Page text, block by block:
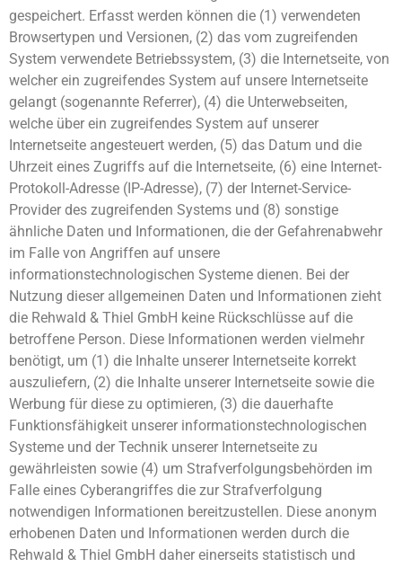
gespeichert. Erfasst werden können die (1) verwendeten
Browsertypen und Versionen, (2) das vom zugreifenden
System verwendete Betriebssystem, (3) die Internetseite, von
welcher ein zugreifendes System auf unsere Internetseite
gelangt (sogenannte Referrer), (4) die Unterwebseiten,
welche über ein zugreifendes System auf unserer
Internetseite angesteuert werden, (5) das Datum und die
Uhrzeit eines Zugriffs auf die Internetseite, (6) eine Internet-
Protokoll-Adresse (IP-Adresse), (7) der Internet-Service-
Provider des zugreifenden Systems und (8) sonstige
ähnliche Daten und Informationen, die der Gefahrenabwehr
im Falle von Angriffen auf unsere
informationstechnologischen Systeme dienen. Bei der
Nutzung dieser allgemeinen Daten und Informationen zieht
die Rehwald & Thiel GmbH keine Rückschlüsse auf die
betroffene Person. Diese Informationen werden vielmehr
benötigt, um (1) die Inhalte unserer Internetseite korrekt
auszuliefern, (2) die Inhalte unserer Internetseite sowie die
Werbung für diese zu optimieren, (3) die dauerhafte
Funktionsfähigkeit unserer informationstechnologischen
Systeme und der Technik unserer Internetseite zu
gewährleisten sowie (4) um Strafverfolgungsbehörden im
Falle eines Cyberangriffes die zur Strafverfolgung
notwendigen Informationen bereitzustellen. Diese anonym
erhobenen Daten und Informationen werden durch die
Rehwald & Thiel GmbH daher einerseits statistisch und